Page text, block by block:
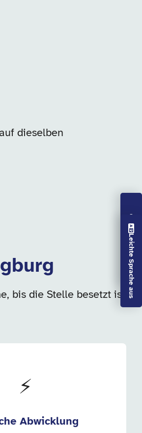
Vorlesen aus
Leichte Sprache aus
dieselben
bis die Stelle besetzt ist
⚡
Abwicklung